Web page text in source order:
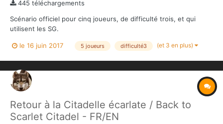
445 téléchargements
Scénario officiel pour cinq joueurs, de difficulté trois, et qui
utilisent les SG.
le 16 juin 2017 5 joueurs difficulté3 (et 3 en plus)
Retour à la Citadelle écarlate / Back to
Scarlet Citadel - FR/EN